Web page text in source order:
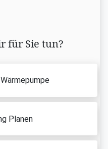
für Sie tun?
Planen